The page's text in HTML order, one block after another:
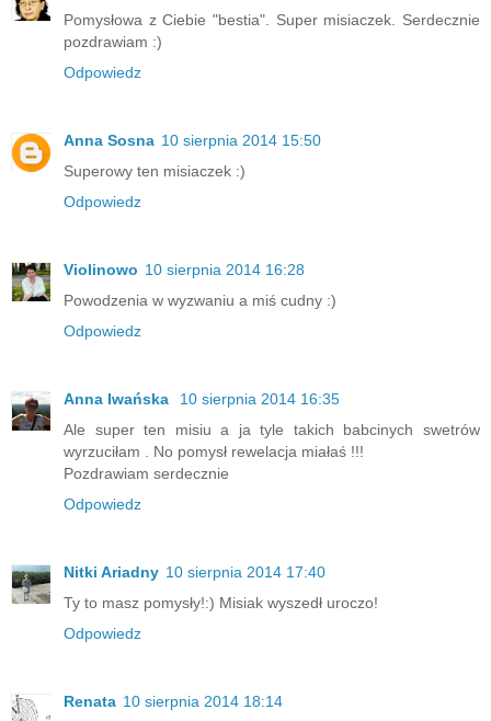
Pomysłowa z Ciebie "bestia". Super misiaczek. Serdecznie
pozdrawiam :)
Odpowiedz
Anna Sosna 10 sierpnia 2014 15:50
Superowy ten misiaczek :)
Odpowiedz
Violinowo 10 sierpnia 2014 16:28
Powodzenia w wyzwaniu a miś cudny :)
Odpowiedz
Anna Iwańska
10 sierpnia 2014 16:35
Ale super ten misiu a ja tyle takich babcinych swetrów
wyrzuciłam . No pomysł rewelacja miałaś !!!
Pozdrawiam serdecznie
Odpowiedz
Nitki Ariadny 10 sierpnia 2014 17:40
Ty to masz pomysły!:) Misiak wyszedł uroczo!
Odpowiedz
Renata 10 sierpnia 2014 18:14